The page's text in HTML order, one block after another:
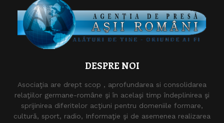
DESPRE NOI
Asociaţia are drept scop , aprofundarea si consolidarea
relaţiilor germane-române şi în acelaşi timp îndeplinirea şi
sprijinirea diferitelor acţiuni pentru domeniile formare,
cultură, sport, radio, Informaţie şi de asemenea realizarea